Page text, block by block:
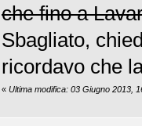
che fino a
Sbagliato,
ricordavo che
« Ultima modifica: 03 Giugno 2013,